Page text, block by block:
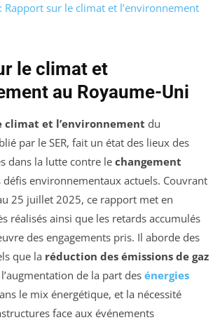
Rapport sur le climat et l’environnement
le climat et
au Royaume-Uni
climat et l’environnement du
par le SER, fait un état des lieux des
dans la lutte contre le changement
défis environnementaux actuels. Couvrant
25 juillet 2025, ce rapport met en
réalisés ainsi que les retards accumulés
des engagements pris. Il aborde des
que la réduction des émissions de gaz
l’augmentation de la part des énergies
le mix énergétique, et la nécessité
face aux événements